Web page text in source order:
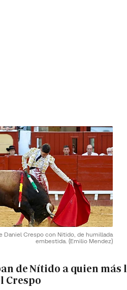
Daniel Crespo con Nitido, de humillada
embestida. (Emilio Mendez)
de Nítido a quien más
Crespo